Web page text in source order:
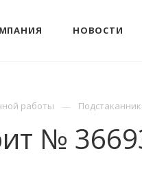
НОВОСТИ
работы
№